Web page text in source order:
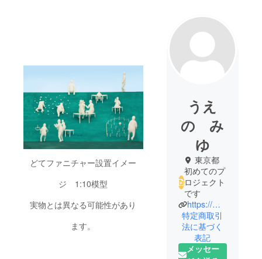
どてファニチャー設置イメー
ジ 1:10模型
実物とは異なる可能性があり
ます。
うえ
の み
ゆ
東京都
初めてのプ
ロジェクト
です
https://miyu3.github.io/dotelabo/index.html
特定商取引
法に基づく
表記
メッセー